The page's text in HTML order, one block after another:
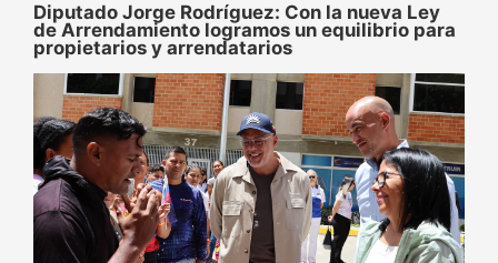
Diputado Jorge Rodríguez: Con la nueva Ley
de Arrendamiento logramos un equilibrio para
propietarios y arrendatarios